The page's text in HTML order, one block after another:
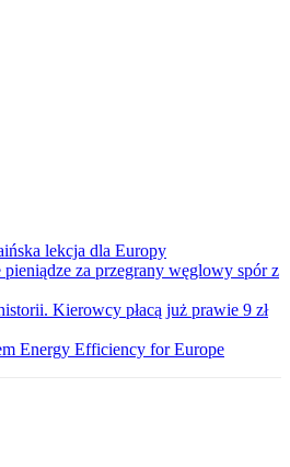
lekcja dla Europy
pieniądze za przegrany węglowy spór z
Kierowcy płacą już prawie 9 zł
Energy Efficiency for Europe